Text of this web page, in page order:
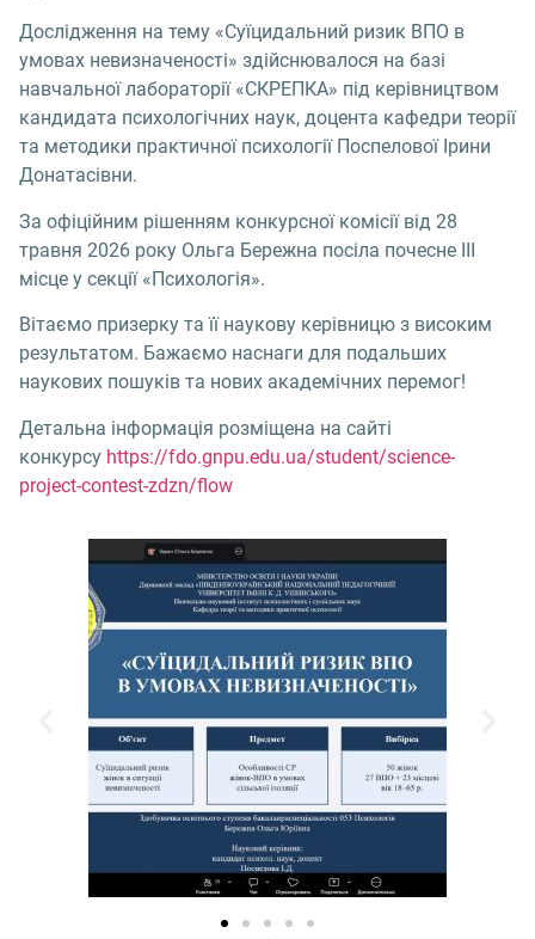
Дослідження на тему «Суїцидальний ризик ВПО в
умовах невизначеності» здійснювалося на базі
навчальної лабораторії «СКРЕПКА» під керівництвом
кандидата психологічних наук, доцента кафедри теорії
та методики практичної психології Поспелової Ірини
Донатасівни.
За офіційним рішенням конкурсної комісії від 28
травня 2026 року Ольга Бережна посіла почесне III
місце у секції «Психологія».
Вітаємо призерку та її наукову керівницю з високим
результатом. Бажаємо наснаги для подальших
наукових пошуків та нових академічних перемог!
Детальна інформація розміщена на сайті
конкурсу https://fdo.gnpu.edu.ua/student/science-
project-contest-zdzn/flow